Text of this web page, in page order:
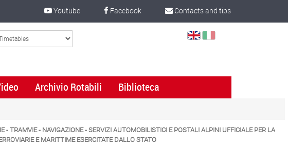
Contacts and tips
Facebook
Youtube
Select
Archivio Rotabili Biblioteca
TRAMVIE - NAVIGAZIONE - SERVIZI AUTOMOBILISTICI E POSTALI ALPINI UFFICIALE PER LA
E MARITTIME ESERCITATE DALLO STATO